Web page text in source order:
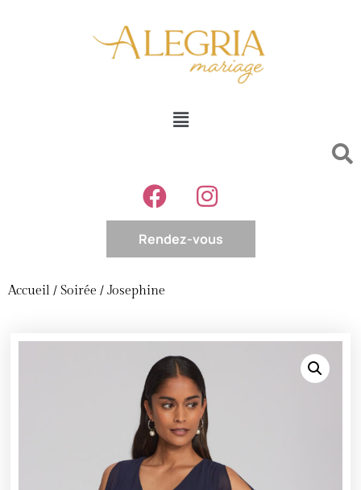
Rendez-vous
Accueil / Soirée / Josephine